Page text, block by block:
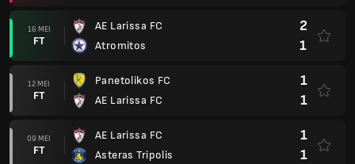
16 MEI
FT
AE Larissa FC
Atromitos
2
1
12 MEI
FT
Panetolikos FC
AE Larissa FC
1
1
09 MEI
FT
AE Larissa FC
Asteras Tripolis
1
1